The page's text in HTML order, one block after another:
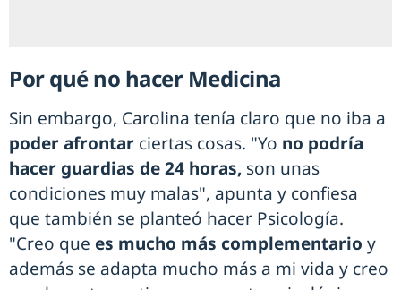
Por qué no hacer Medicina
Sin embargo, Carolina tenía claro que no iba a
poder afrontar ciertas cosas. "Yo no podría
hacer guardias de 24 horas, son unas
condiciones muy malas", apunta y confiesa
que también se planteó hacer Psicología.
"Creo que es mucho más complementario y
además se adapta mucho más a mi vida y creo